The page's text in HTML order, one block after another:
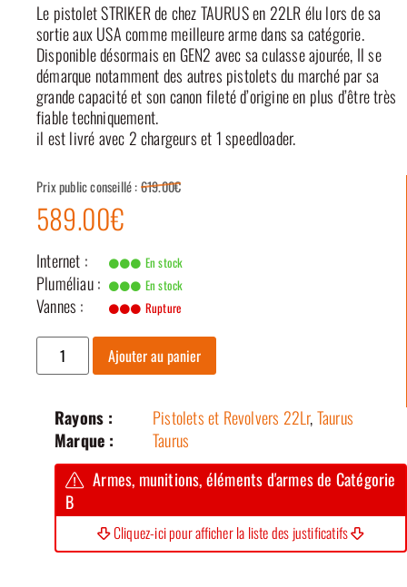
Le pistolet STRIKER de chez TAURUS en 22LR élu lors de sa
sortie aux USA comme meilleure arme dans sa catégorie.
Disponible désormais en GEN2 avec sa culasse ajourée, Il se
démarque notamment des autres pistolets du marché par sa
grande capacité et son canon fileté d’origine en plus d’être très
fiable techniquement.
il est livré avec 2 chargeurs et 1 speedloader.
Prix public conseillé :619.00€
589.00€
Internet : En stock
Pluméliau : En stock
Vannes : Rupture
Ajouter au panier
Rayons : Pistolets et Revolvers 22Lr,Taurus
Marque :
Taurus
Armes, munitions, éléments d'armes de Catégorie
B
Cliquez-ici pour afficher la liste des justificatifs